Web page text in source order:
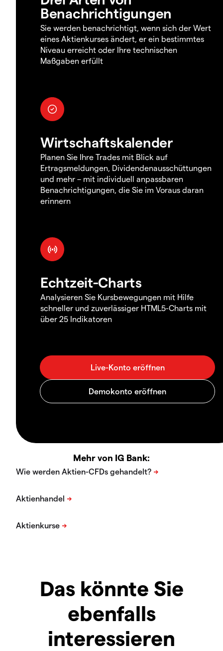
Benachrichtigungen
Sie werden benachrichtigt, wenn sich der Wert
eines Aktienkurses ändert, er ein bestimmtes
Niveau erreicht oder Ihre technischen
Maßgaben erfüllt
Wirtschaftskalender
Planen Sie Ihre Trades mit Blick auf
Ertragsmeldungen, Dividendenausschüttungen
und mehr – mit individuell anpassbaren
Benachrichtigungen, die Sie im Voraus daran
erinnern
Echtzeit-Charts
Analysieren Sie Kursbewegungen mit Hilfe
schneller und zuverlässiger HTML5-Charts mit
über 25 Indikatoren
Mehr von IG Bank:
Das könnte Sie
ebenfalls
interessieren